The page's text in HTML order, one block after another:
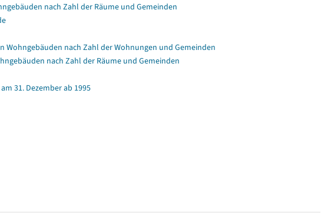
nach Zahl der Räume und Gemeinden
nach Zahl der Wohnungen und Gemeinden
nach Zahl der Räume und Gemeinden
31. Dezember ab 1995